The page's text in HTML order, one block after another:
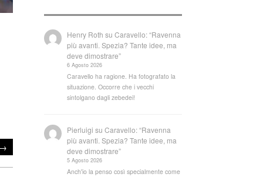
→
Henry Roth suCaravello: “Ravenna
più avanti. Spezia? Tante idee, ma
deve dimostrare”
6 Agosto 2026
Caravello ha ragione. Ha fotografato la
situazione. Occorre che i vecchi
sintolgano dagli zebedei!
Pierluigi suCaravello: “Ravenna
più avanti. Spezia? Tante idee, ma
deve dimostrare”
5 Agosto 2026
Anch'io la penso così specialmente come